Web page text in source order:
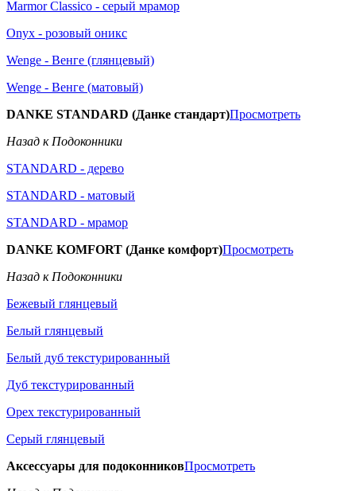
Marmor Classico - серый мрамор
Onyx - розовый оникс
Wenge - Венге (глянцевый)
Wenge - Венге (матовый)
DANKE STANDARD (Данке стандарт)Просмотреть
Назад к Подоконники
STANDARD - дерево
STANDARD - матовый
STANDARD - мрамор
DANKE KOMFORT (Данке комфорт)Просмотреть
Назад к Подоконники
Бежевый глянцевый
Белый глянцевый
Белый дуб текстурированный
Дуб текстурированный
Орех текстурированный
Серый глянцевый
Аксессуары для подоконниковПросмотреть